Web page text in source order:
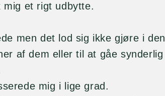
mig et rigt udbytte.
men det lod sig ikke gjøre i den
af dem eller til at gåe synderlig
mig i lige grad.